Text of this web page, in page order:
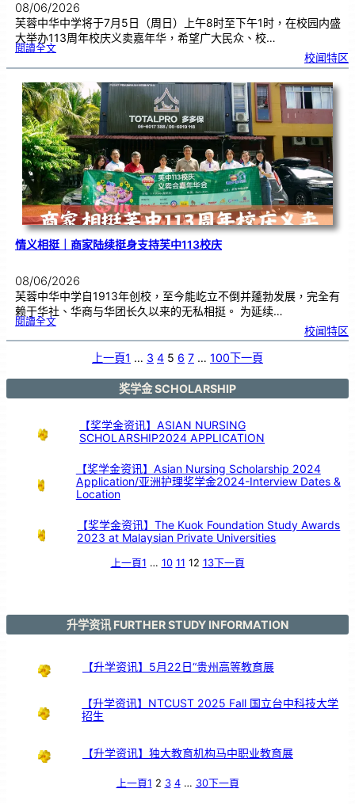
08/06/2026
芙蓉中华中学将于7月5日（周日）上午8时至下午1时，在校园内盛
大举办113周年校庆义卖嘉年华，希望广大民众、校…
閱讀全文:芙
1
校
庆
义
卖
，
餐
饮
业
商
家
义
不
容
辞
校闻特区
情义相挺｜商家陆续挺身支持芙中113校庆
08/06/2026
芙蓉中华中学自1913年创校，至今能屹立不倒并蓬勃发展，完全有
赖于华社、华商与华团长久以来的无私相挺。 为延续…
閱讀全文:情
挺
身
芙
校闻特区
上一頁1 … 3 4 5 6 7 … 100下一頁
奖学金 SCHOLARSHIP
【奖学金资讯】ASIAN NURSING
SCHOLARSHIP2024 APPLICATION
【奖学金资讯】Asian Nursing Scholarship 2024
Application/亚洲护理奖学金2024-Interview Dates &
Location
【奖学金资讯】The Kuok Foundation Study Awards
2023 at Malaysian Private Universities
上一頁1 … 10 11 12 13下一頁
升学资讯 FURTHER STUDY INFORMATION
【升学资讯】5月22日“贵州高等教育展
【升学资讯】NTCUST 2025 Fall 国立台中科技大学
招生
【升学资讯】独大教育机构马中职业教育展
上一頁1 2 3 4 … 30下一頁